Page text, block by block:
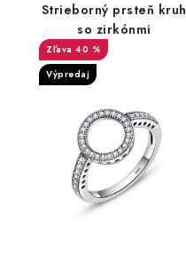
Strieborný prsteň kruh
so zirkónmi
40 %
Výpredaj